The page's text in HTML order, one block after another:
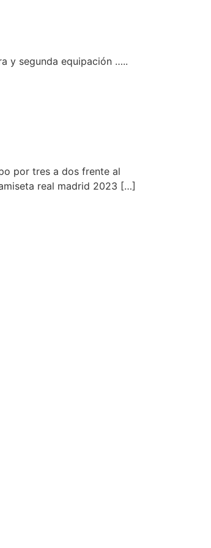
y segunda equipación …..
por tres a dos frente al
real madrid 2023 […]